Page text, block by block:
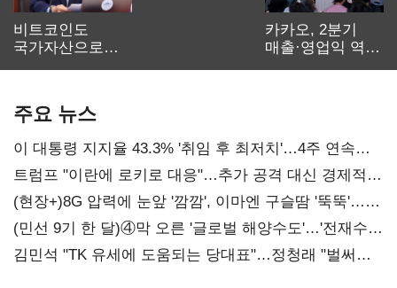
비트코인도
국가자산으로…'
카카오, 2분기
매출·영업익 역대
주요 뉴스
이 대통령 지지율 43.3% '취임 후 최저치'…4주 연속
'하락'
트럼프 "이란에 로키로 대응"…추가 공격 대신 경제적
압박 시사
(현장+)8G 압력에 눈앞 '깜깜', 이마엔 구슬땀 '뚝뚝'…
화려한 에어쇼 뒤 땀방울
(민선 9기 한 달)④막 오른 '글로벌 해양수도'…'전재수
리더십' 시험대
김민석 "TK 유세에 도움되는 당대표"…정청래 "벌써